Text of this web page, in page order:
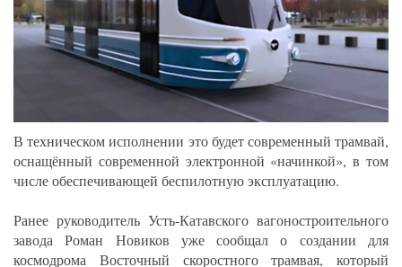
В техническом исполнении это будет современный трамвай,
оснащённый современной электронной «начинкой», в том
числе обеспечивающей беспилотную эксплуатацию.
Ранее руководитель Усть-Катавского вагоностроительного
завода Роман Новиков уже сообщал о создании для
космодрома Восточный скоростного трамвая, который